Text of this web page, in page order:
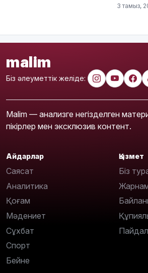
3 тамыз,
malim
Біз әлеуметтік желіде:
Malim — анализге негізделген
пікірлер мен эксклюзив контент.
Айдарлар
Саясат
Аналитика
Қоғам
Мәдениет
Сұхбат
Спорт
Бейне
Қызмет
Біз